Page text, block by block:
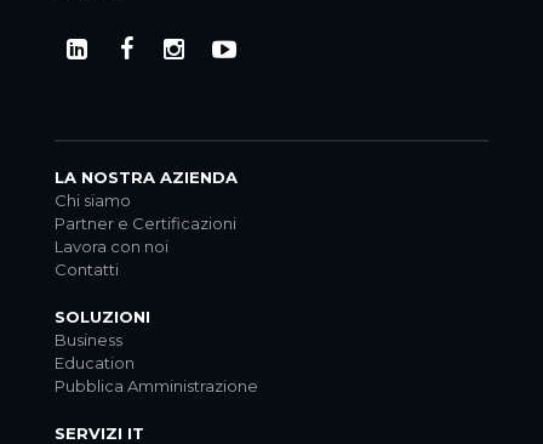
LA NOSTRA AZIENDA
Chi siamo
Partner e Certificazioni
Lavora con noi
Contatti
SOLUZIONI
Business
Education
Pubblica Amministrazione
SERVIZI IT